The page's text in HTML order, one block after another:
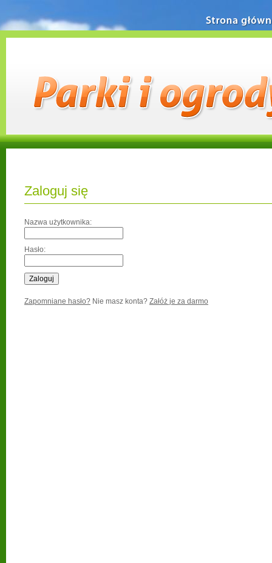
Zaloguj się
Nazwa użytkownika:
Hasło:
Zapomniane hasło? Nie masz konta? Załóż je za darmo
Strona główna